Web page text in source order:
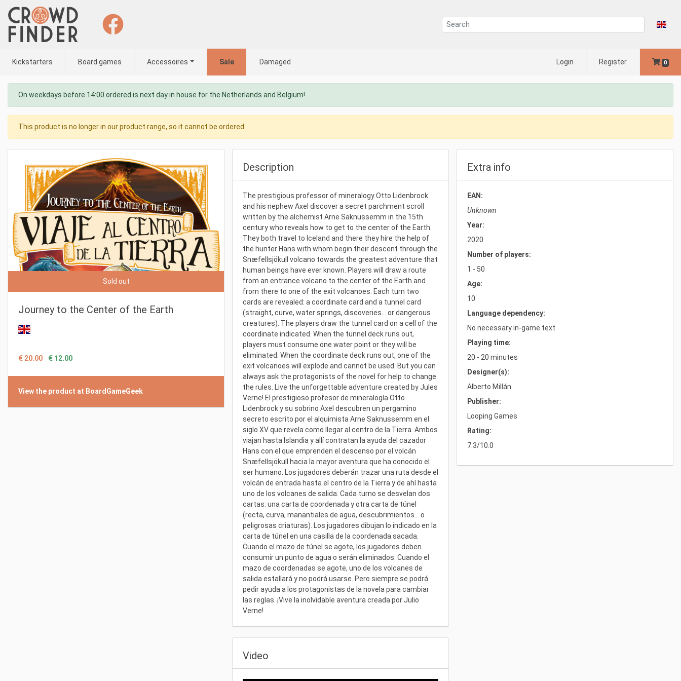
Kickstarters Board games Accessoires Sale Damaged Login Register 0
On weekdays before 14:00 ordered is next day in house for the Netherlands and Belgium!
This product is no longer in our product range, so it cannot be ordered.
Sold out
Journey to the Center of the Earth
€ 20.00 € 12.00
View the product at BoardGameGeek
Description
The prestigious professor of mineralogy Otto Lidenbrock
and his nephew Axel discover a secret parchment scroll
written by the alchemist Arne Saknussemm in the 15th
century who reveals how to get to the center of the Earth.
They both travel to Iceland and there they hire the help of
the hunter Hans with whom begin their descent through the
Snæfellsjökull volcano towards the greatest adventure that
human beings have ever known. Players will draw a route
from an entrance volcano to the center of the Earth and
from there to one of the exit volcanoes. Each turn two
cards are revealed: a coordinate card and a tunnel card
(straight, curve, water springs, discoveries... or dangerous
creatures). The players draw the tunnel card on a cell of the
coordinate indicated. When the tunnel deck runs out,
players must consume one water point or they will be
eliminated. When the coordinate deck runs out, one of the
exit volcanoes will explode and cannot be used. But you can
always ask the protagonists of the novel for help to change
the rules. Live the unforgettable adventure created by Jules
Verne! El prestigioso profesor de mineralogía Otto
Lidenbrock y su sobrino Axel descubren un pergamino
secreto escrito por el alquimista Arne Saknussemm en el
siglo XV que revela como llegar al centro de la Tierra. Ambos
viajan hasta Islandia y allí contratan la ayuda del cazador
Hans con el que emprenden el descenso por el volcán
Snæfellsjökull hacia la mayor aventura que ha conocido el
ser humano. Los jugadores deberán trazar una ruta desde el
volcán de entrada hasta el centro de la Tierra y de ahí hasta
uno de los volcanes de salida. Cada turno se desvelan dos
cartas: una carta de coordenada y otra carta de túnel
(recta, curva, manantiales de agua, descubrimientos... o
peligrosas criaturas). Los jugadores dibujan lo indicado en la
carta de túnel en una casilla de la coordenada sacada.
Cuando el mazo de túnel se agote, los jugadores deben
consumir un punto de agua o serán eliminados. Cuando el
mazo de coordenadas se agote, uno de los volcanes de
salida estallará y no podrá usarse. Pero siempre se podrá
pedir ayuda a los protagonistas de la novela para cambiar
las reglas. ¡Vive la inolvidable aventura creada por Julio
Verne!
Video
Extra info
EAN:
Unknown
Year:
2020
Number of players:
1 - 50
Age:
10
Language dependency:
No necessary in-game text
Playing time:
20 - 20 minutes
Designer(s):
Alberto Millán
Publisher:
Looping Games
Rating:
7.3/10.0